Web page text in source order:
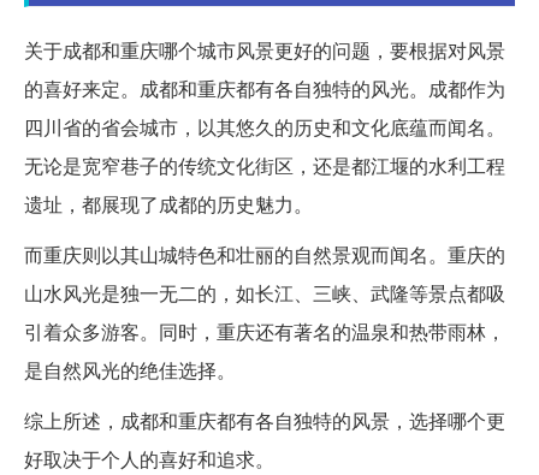
关于成都和重庆哪个城市风景更好的问题，要根据对风景
的喜好来定。成都和重庆都有各自独特的风光。成都作为
四川省的省会城市，以其悠久的历史和文化底蕴而闻名。
无论是宽窄巷子的传统文化街区，还是都江堰的水利工程
遗址，都展现了成都的历史魅力。
而重庆则以其山城特色和壮丽的自然景观而闻名。重庆的
山水风光是独一无二的，如长江、三峡、武隆等景点都吸
引着众多游客。同时，重庆还有著名的温泉和热带雨林，
是自然风光的绝佳选择。
综上所述，成都和重庆都有各自独特的风景，选择哪个更
好取决于个人的喜好和追求。